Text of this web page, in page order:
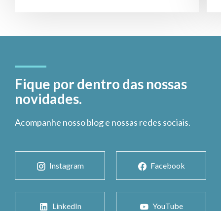
Fique por dentro das nossas
novidades.
Acompanhe nosso blog e nossas redes sociais.
Instagram Facebook
LinkedIn YouTube